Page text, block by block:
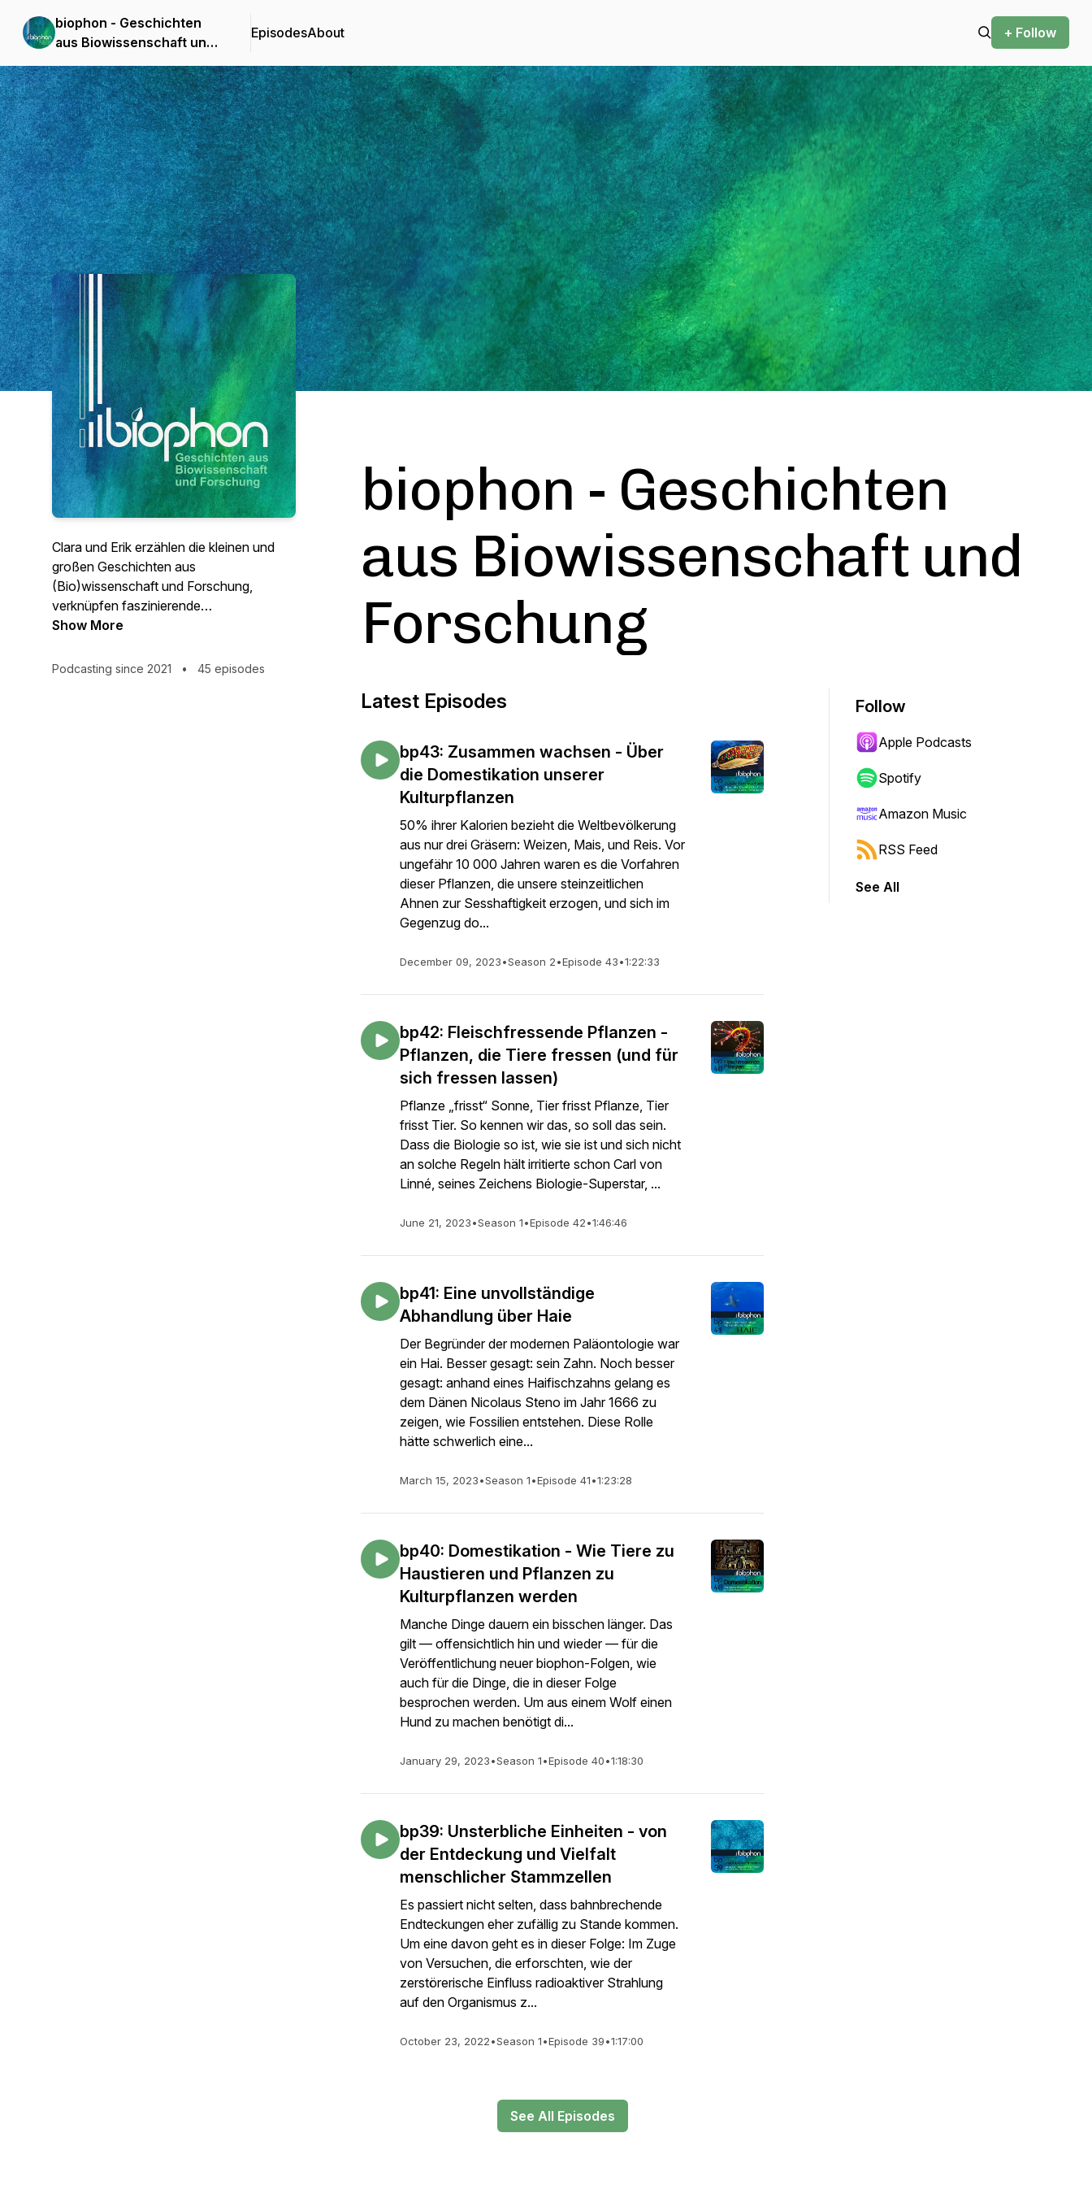
biophon - Geschichten
aus Biowissenschaft und
Forschung
EpisodesAbout + Follow
Podcast Background Image
Clara und Erik erzählen die kleinen und
großen Geschichten aus
(Bio)wissenschaft und Forschung,
verknüpfen faszinierende
Faktenschnipsel mit den
damit einen Beitrag dazu, sich selbst und
Show More
Podcasting since 2021 • 45 episodes
biophon - Geschichten
aus Biowissenschaft und
Forschung
Latest Episodes
bp43: Zusammen wachsen - Über
die Domestikation unserer
Kulturpflanzen
50% ihrer Kalorien bezieht die Weltbevölkerung
aus nur drei Gräsern: Weizen, Mais, und Reis. Vor
ungefähr 10 000 Jahren waren es die Vorfahren
dieser Pflanzen, die unsere steinzeitlichen
Ahnen zur Sesshaftigkeit erzogen, und sich im
Gegenzug do...
December 09, 2023•Season 2•Episode 43•1:22:33
bp42: Fleischfressende Pflanzen -
Pflanzen, die Tiere fressen (und für
sich fressen lassen)
Pflanze „frisst“ Sonne, Tier frisst Pflanze, Tier
frisst Tier. So kennen wir das, so soll das sein.
Dass die Biologie so ist, wie sie ist und sich nicht
an solche Regeln hält irritierte schon Carl von
Linné, seines Zeichens Biologie-Superstar, ...
June 21, 2023•Season 1•Episode 42•1:46:46
bp41: Eine unvollständige
Abhandlung über Haie
Der Begründer der modernen Paläontologie war
ein Hai. Besser gesagt: sein Zahn. Noch besser
gesagt: anhand eines Haifischzahns gelang es
dem Dänen Nicolaus Steno im Jahr 1666 zu
zeigen, wie Fossilien entstehen. Diese Rolle
hätte schwerlich eine...
March 15, 2023•Season 1•Episode 41•1:23:28
bp40: Domestikation - Wie Tiere zu
Haustieren und Pflanzen zu
Kulturpflanzen werden
Manche Dinge dauern ein bisschen länger. Das
gilt — offensichtlich hin und wieder — für die
Veröffentlichung neuer biophon-Folgen, wie
auch für die Dinge, die in dieser Folge
besprochen werden. Um aus einem Wolf einen
Hund zu machen benötigt di...
January 29, 2023•Season 1•Episode 40•1:18:30
bp39: Unsterbliche Einheiten - von
der Entdeckung und Vielfalt
menschlicher Stammzellen
Es passiert nicht selten, dass bahnbrechende
Endteckungen eher zufällig zu Stande kommen.
Um eine davon geht es in dieser Folge: Im Zuge
von Versuchen, die erforschten, wie der
zerstörerische Einfluss radioaktiver Strahlung
auf den Organismus z...
October 23, 2022•Season 1•Episode 39•1:17:00
See All Episodes
Follow
Apple Podcasts
Spotify
Amazon Music
RSS Feed
See All